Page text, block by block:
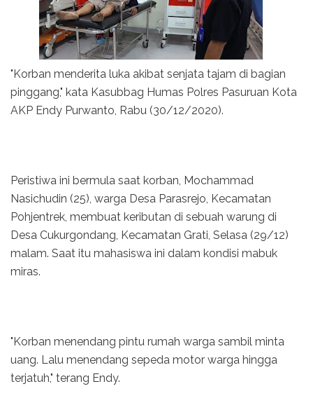
"Korban menderita luka akibat senjata tajam di bagian
pinggang," kata Kasubbag Humas Polres Pasuruan Kota
AKP Endy Purwanto, Rabu (30/12/2020).
Peristiwa ini bermula saat korban, Mochammad
Nasichudin (25), warga Desa Parasrejo, Kecamatan
Pohjentrek, membuat keributan di sebuah warung di
Desa Cukurgondang, Kecamatan Grati, Selasa (29/12)
malam. Saat itu mahasiswa ini dalam kondisi mabuk
miras.
"Korban menendang pintu rumah warga sambil minta
uang. Lalu menendang sepeda motor warga hingga
terjatuh," terang Endy.